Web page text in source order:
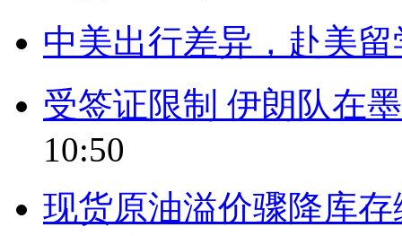
中美出行差异，赴美
受签证限制 伊朗队在
10:50
现货原油溢价骤降库